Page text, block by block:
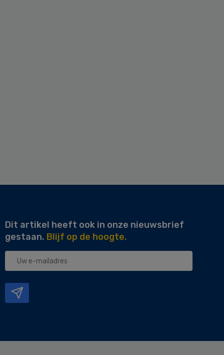
Dit artikel heeft ook in onze nieuwsbrief
gestaan. Blijf op de hoogte.
Uw